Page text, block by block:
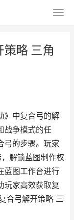
策略 三角
》中复合弓的解
战争模式的任
弓的步骤。玩家
解锁蓝图制作权
蓝图工作台进行
玩家高效获取复
合弓解开策略 三